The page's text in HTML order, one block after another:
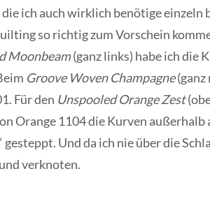
ich auch wirklich benötige einzeln
so richtig zum Vorschein
Moonbeam(ganz links) habe ich die
Groove Woven Champagne(ganz
Für den Unspooled Orange Zest
Orange 1104 die Kurven
gesteppt. Und da ich nie über die
verknoten.